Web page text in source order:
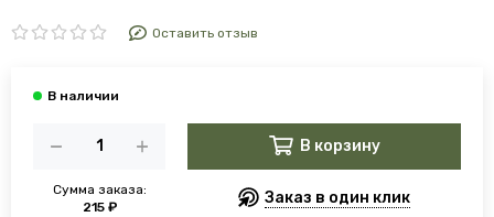
Оставить отзыв
Сумма заказа:
215 ₽
В корзину
Заказ в один клик